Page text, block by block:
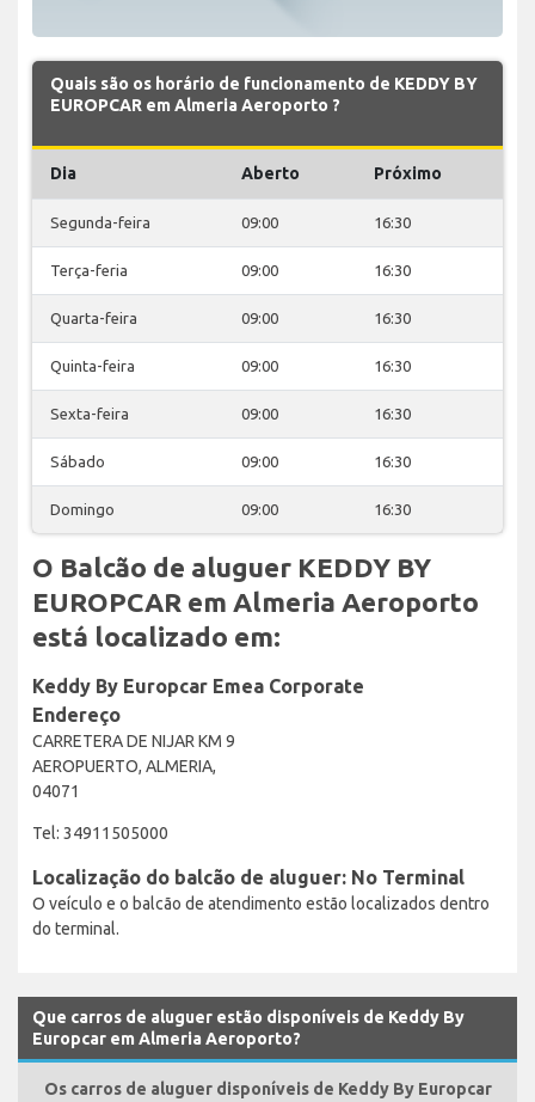
Quais são os horário de funcionamento de KEDDY BY
EUROPCAR em Almeria Aeroporto ?
Dia Aberto Próximo
Segunda-feira 09:00 16:30
Terça-feria 09:00 16:30
Quarta-feira 09:00 16:30
Quinta-feira 09:00 16:30
Sexta-feira 09:00 16:30
Sábado 09:00 16:30
Domingo 09:00 16:30
O Balcão de aluguer KEDDY BY
EUROPCAR em Almeria Aeroporto
está localizado em:
Keddy By Europcar Emea Corporate
Endereço
CARRETERA DE NIJAR KM 9
AEROPUERTO, ALMERIA,
04071
Tel: 34911505000
Localização do balcão de aluguer: No Terminal
O veículo e o balcão de atendimento estão localizados dentro
do terminal.
Que carros de aluguer estão disponíveis de Keddy By
Europcar em Almeria Aeroporto?
Os carros de aluguer disponíveis de Keddy By Europcar